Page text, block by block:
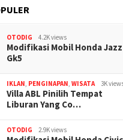
OTODIG 4.2K views
Modifikasi Mobil Honda Jazz
Gk5
IKLAN, PENGINAPAN,WISATA 3K
Villa ABL Pinilih Tempat
Liburan Yang Co…
OTODIG 2.9K views